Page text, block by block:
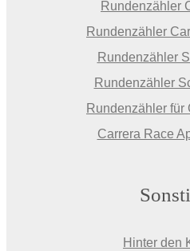
Rundenzähler
Rundenzähler
Rundenzähler
Rundenzähler
Rundenzähler für
Carrera Race
Hinter den